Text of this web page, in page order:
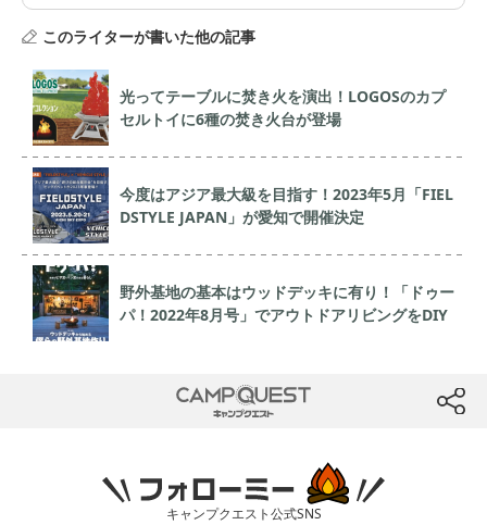
このライターが書いた他の記事
光ってテーブルに焚き火を演出！LOGOSのカプ
セルトイに6種の焚き火台が登場
今度はアジア最大級を目指す！2023年5月「FIEL
DSTYLE JAPAN」が愛知で開催決定
野外基地の基本はウッドデッキに有り！「ドゥー
パ！2022年8月号」でアウトドアリビングをDIY
btn
CAMP QUEST
フォローミー
キャンプクエスト公式SNS